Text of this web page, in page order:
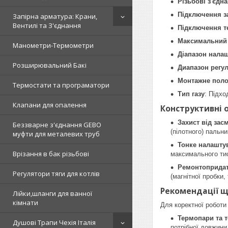
Запірна арматура: Крани,
Вентилі та З'єднання
Манометри-Термометри
Розширювальний Бакі
Термостати та програматори
Клапани для опалення
Беззварне з'єднання GEBO
муфти для металевих труб
Врізання в бак різьбові
Регулятори тяги для котлів
Лійки,шланги для ванної
кімнати
Душові Трапи Чехія Італія
Підключення
Підключення
Максимальний
Діапазон
Диапазон
Монтажне
Тип газу:
Конструктивні
Захист від
(пілотного)
Тонке
максимального
(магнітної
Рекомендації
Для коректної
Термопари та